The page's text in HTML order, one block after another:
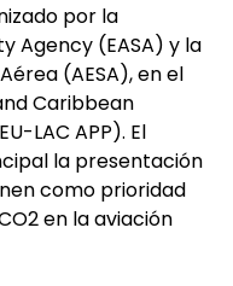
por la
Agency (EASA) y la
(AESA), en el
Caribbean
LAC APP). El
la presentación
como prioridad
en la aviación